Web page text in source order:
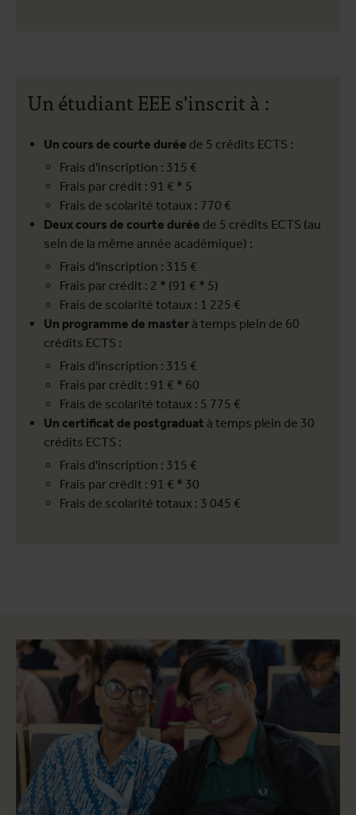
Un étudiant EEE s'inscrit à :
Un cours de courte durée de 5 crédits ECTS :
Frais d'inscription : 315 €
Frais par crédit : 91 € * 5
Frais de scolarité totaux : 770 €
Deux cours de courte durée de 5 crédits ECTS (au
sein de la même année académique) :
Frais d'inscription : 315 €
Frais par crédit : 2 * (91 € * 5)
Frais de scolarité totaux : 1 225 €
Un programme de master à temps plein de 60
crédits ECTS :
Frais d'inscription : 315 €
Frais par crédit : 91 € * 60
Frais de scolarité totaux : 5 775 €
Un certificat de postgraduat à temps plein de 30
crédits ECTS :
Frais d'inscription : 315 €
Frais par crédit : 91 € * 30
Frais de scolarité totaux : 3 045 €